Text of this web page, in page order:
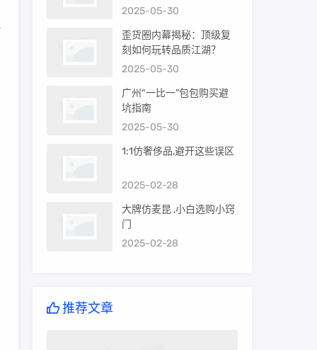
魂？
2025-05-30
歪货圈内幕揭秘：顶级复
刻如何玩转品质江湖？
2025-05-30
广州“一比一”包包购买避
坑指南
2025-05-30
1:1仿奢侈品,避开这些误区
2025-02-28
大牌仿麦昆 ,小白选购小窍
门
2025-02-28
推荐文章